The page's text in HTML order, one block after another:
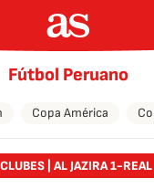
Fútbol Peruano
Copa América
| AL JAZIRA 1-